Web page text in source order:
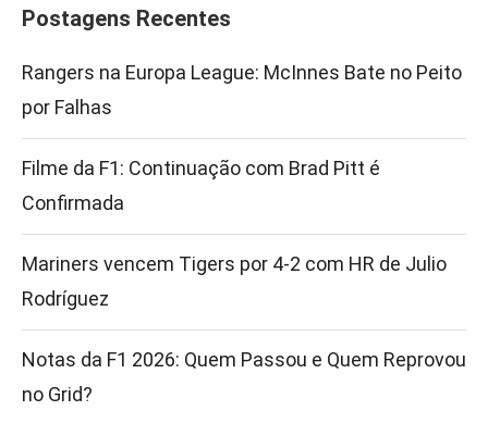
Postagens Recentes
Rangers na Europa League: McInnes Bate no Peito
por Falhas
Filme da F1: Continuação com Brad Pitt é
Confirmada
Mariners vencem Tigers por 4-2 com HR de Julio
Rodríguez
Notas da F1 2026: Quem Passou e Quem Reprovou
no Grid?